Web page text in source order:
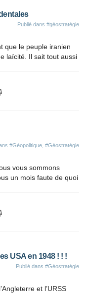
Publié dans #géostratégie
que le peuple iranien
laïcité. Il sait tout aussi
#Géopolitique #Géostratégie
vous sommons
un mois faute de quoi
USA en 1948 ! ! !
Publié dans #Géostratégie
et l’URSS